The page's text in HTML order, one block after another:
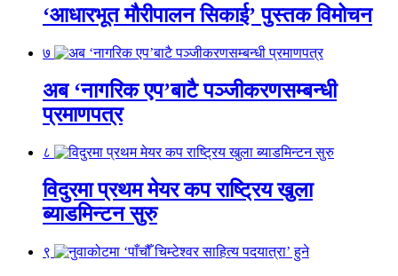
‘आधारभूत मौरीपालन सिकाई’ पुस्तक विमोचन
७
अब ‘नागरिक एप’बाटै पञ्जीकरणसम्बन्धी
प्रमाणपत्र
८
विदुरमा प्रथम मेयर कप राष्ट्रिय खुला
ब्याडमिन्टन सुरु
९